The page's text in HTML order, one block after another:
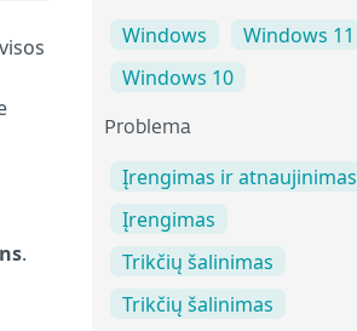
.
Windows
Windows 11
Windows 10
Problema
Įrengimas ir atnaujinimas
Įrengimas
Trikčių šalinimas
Trikčių šalinimas